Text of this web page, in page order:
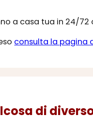
a casa tua in 24/72
consulta la pagina
di